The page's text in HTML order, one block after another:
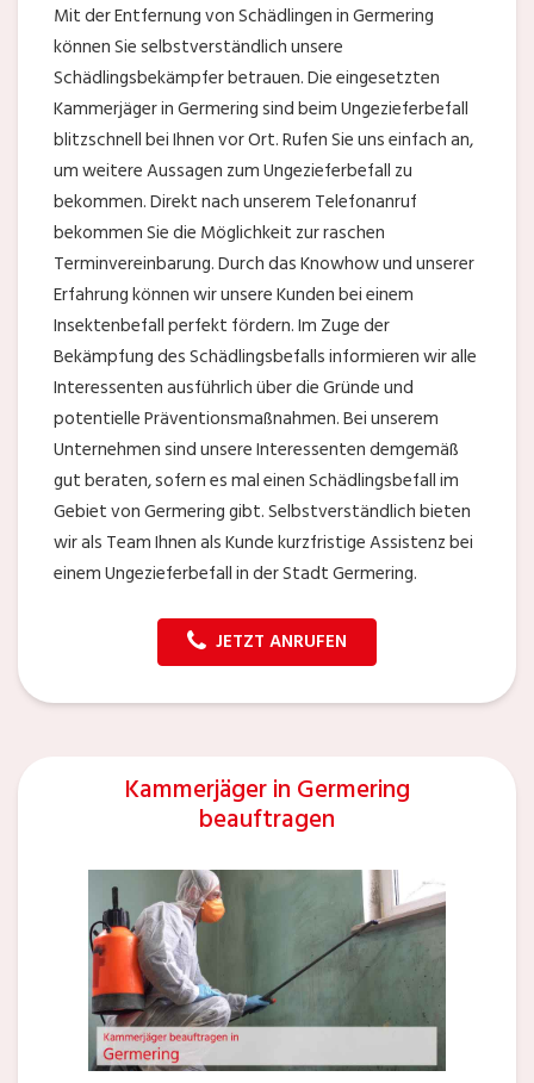
Mit der Entfernung von Schädlingen in Germering
können Sie selbstverständlich unsere
Schädlingsbekämpfer betrauen. Die eingesetzten
Kammerjäger in Germering sind beim Ungezieferbefall
blitzschnell bei Ihnen vor Ort. Rufen Sie uns einfach an,
um weitere Aussagen zum Ungezieferbefall zu
bekommen. Direkt nach unserem Telefonanruf
bekommen Sie die Möglichkeit zur raschen
Terminvereinbarung. Durch das Knowhow und unserer
Erfahrung können wir unsere Kunden bei einem
Insektenbefall perfekt fördern. Im Zuge der
Bekämpfung des Schädlingsbefalls informieren wir alle
Interessenten ausführlich über die Gründe und
potentielle Präventionsmaßnahmen. Bei unserem
Unternehmen sind unsere Interessenten demgemäß
gut beraten, sofern es mal einen Schädlingsbefall im
Gebiet von Germering gibt. Selbstverständlich bieten
wir als Team Ihnen als Kunde kurzfristige Assistenz bei
einem Ungezieferbefall in der Stadt Germering.
JETZT ANRUFEN
Kammerjäger in Germering
beauftragen